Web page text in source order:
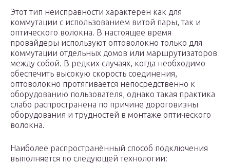
Этот тип неисправности характерен как для
коммутации с использованием витой пары, так и
оптического волокна. В настоящее время
провайдеры используют оптоволокно только для
коммутации отдельных домов или маршрутизаторов
между собой. В редких случаях, когда необходимо
обеспечить высокую скорость соединения,
оптоволокно протягивается непосредственно к
оборудованию пользователя, однако такая практика
слабо распространена по причине дороговизны
оборудования и трудностей в монтаже оптического
волокна.
Наиболее распространённый способ подключения
выполняется по следующей технологии: